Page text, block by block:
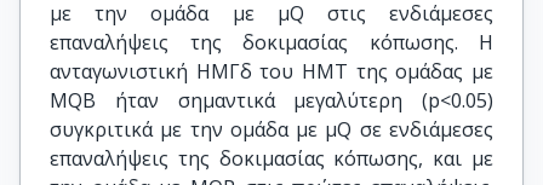
με την ομάδα με μQ στις ενδιάμεσες
επαναλήψεις της δοκιμασίας κόπωσης. Η
ανταγωνιστική ΗΜΓδ του ΗΜΤ της ομάδας με
ΜQΒ ήταν σημαντικά μεγαλύτερη (p<0.05)
συγκριτικά με την ομάδα με μQ σε ενδιάμεσες
επαναλήψεις της δοκιμασίας κόπωσης, και με